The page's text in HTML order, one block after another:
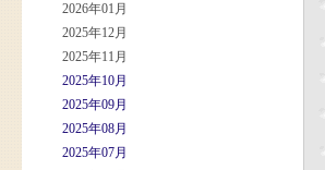
2026年01月
2025年12月
2025年11月
2025年10月
2025年09月
2025年08月
2025年07月